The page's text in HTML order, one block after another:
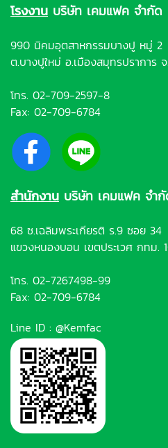
โรงงาน บริษัท เคมแฟค จำกัด
990 นิคมอุตสาหกรรมบางปู หมู่ 2
ต.บางปูใหม่ อ.เมืองสมุทรปราการ
โทร. 02-709-2597-8
Fax: 02-709-6784
สำนักงาน บริษัท เคมแฟค จำ
68 ซ.เฉลิมพระเกียรติ ร.9 ซอย 34
แขวงหนองบอน เขตประเวศ กทม.
โทร. 02-7267498-99
Fax: 02-709-6784
Line ID : @Kemfac